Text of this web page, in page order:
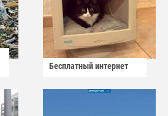
Бесплатный интернет